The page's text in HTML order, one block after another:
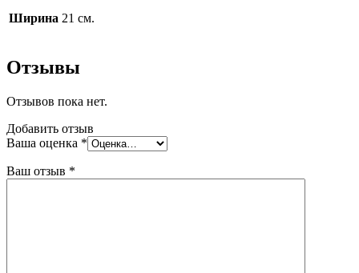
Ширина 21 см.
Отзывы
Отзывов пока нет.
Добавить отзыв
Ваша оценка *
Ваш отзыв *